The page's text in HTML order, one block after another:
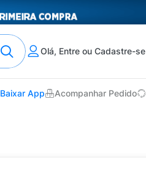
Olá, Entre ou Cadastre-se
Baixar App Acompanhar Pedido